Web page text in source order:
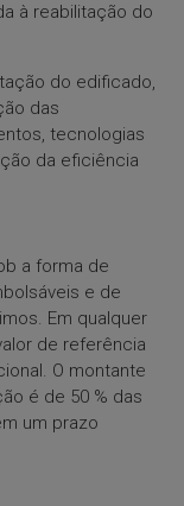
à reabilitação do
do edificado,
das
tecnologias
da eficiência
a forma de
e de
Em qualquer
de referência
O montante
é de 50 % das
um prazo